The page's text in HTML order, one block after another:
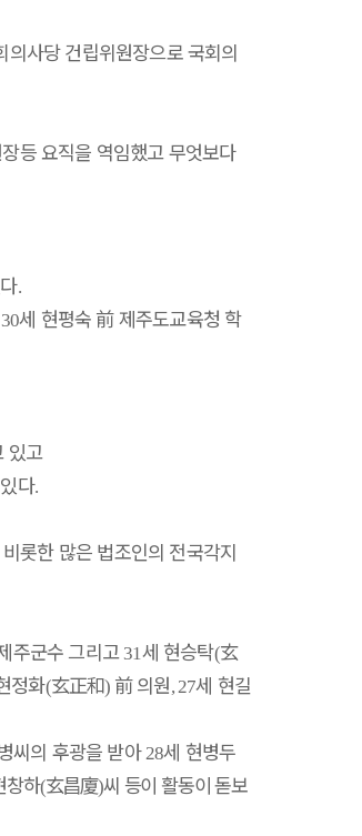
사당 건립위원장으로 국회의
등 요직을 역임했고 무엇보다
.
30세 현평숙 前제주도교육청 학
있고
다.
롯한 많은 법조인의 전국각지
주군수 그리고31세 현승탁(玄
정화(玄正和) 前의원, 27세 현길
씨의 후광을 받아28세 현병두
창하(玄昌廈)씨 등이 활동이 돋보